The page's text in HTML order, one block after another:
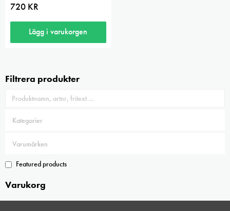
720 KR
Lägg i varukorgen
Filtrera produkter
Featured products
Varukorg